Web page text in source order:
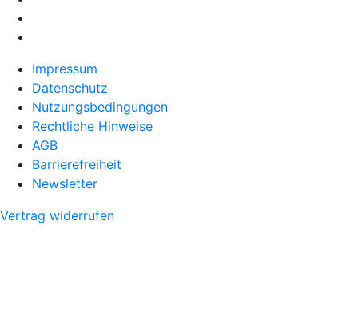
Impressum
Datenschutz
Nutzungsbedingungen
Rechtliche Hinweise
AGB
Barrierefreiheit
Newsletter
Vertrag widerrufen